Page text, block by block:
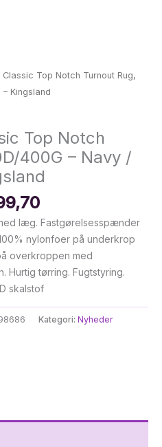
Classic Top Notch Turnout Rug,
– Kingsland
Top Notch
400G – Navy /
Den
aktuelle
pris
er:
kr. 599,70.
læg. Fastgørelsesspænder
nylonfoer på underkrop
overkroppen med
Hurtig tørring. Fugtstyring.
skalstof
Kategori: Nyheder